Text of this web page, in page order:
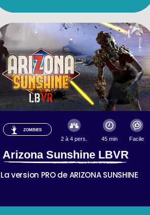
ZOMBIES
2 à 4 pers. 45 min Facile
Arizona Sunshine LBVR
La version PRO de ARIZONA SUNSHINE